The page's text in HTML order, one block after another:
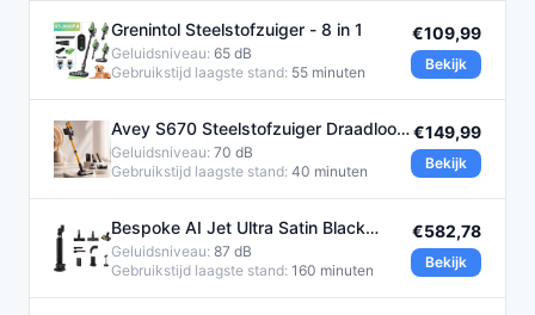
Grenintol Steelstofzuiger - 8 in 1
Geluidsniveau: 65 dB
Gebruikstijd laagste stand: 55 minuten
€109,99
Bekijk
Avey S670 Steelstofzuiger Draadloos
- 550W - 35Kpa
Geluidsniveau: 70 dB
Gebruikstijd laagste stand: 40 minuten
€149,99
Bekijk
Bespoke AI Jet Ultra Satin Black
steelstofzuiger
Geluidsniveau: 87 dB
Gebruikstijd laagste stand: 160 minuten
€582,78
Bekijk